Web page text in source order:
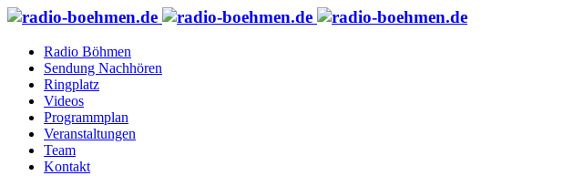
Radio Böhmen
Sendung Nachhören
Ringplatz
Videos
Programmplan
Veranstaltungen
Team
Kontakt